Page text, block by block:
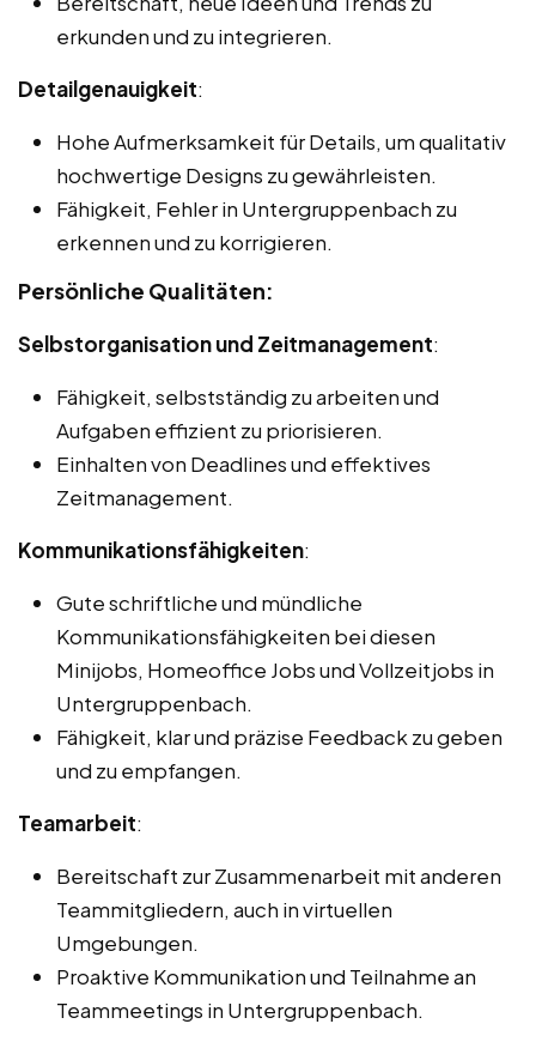
erkunden und zu integrieren.
Detailgenauigkeit:
Hohe Aufmerksamkeit für Details, um qualitativ
hochwertige Designs zu gewährleisten.
Fähigkeit, Fehler in Untergruppenbach zu
erkennen und zu korrigieren.
Persönliche Qualitäten:
Selbstorganisation und Zeitmanagement:
Fähigkeit, selbstständig zu arbeiten und
Aufgaben effizient zu priorisieren.
Einhalten von Deadlines und effektives
Zeitmanagement.
Kommunikationsfähigkeiten:
Gute schriftliche und mündliche
Kommunikationsfähigkeiten bei diesen
Minijobs, Homeoffice Jobs und Vollzeitjobs in
Untergruppenbach.
Fähigkeit, klar und präzise Feedback zu geben
und zu empfangen.
Teamarbeit:
Bereitschaft zur Zusammenarbeit mit anderen
Teammitgliedern, auch in virtuellen
Umgebungen.
Proaktive Kommunikation und Teilnahme an
Teammeetings in Untergruppenbach.